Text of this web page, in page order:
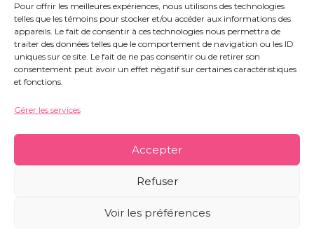
Pour offrir les meilleures expériences, nous utilisons des technologies
telles que les témoins pour stocker et/ou accéder aux informations des
appareils. Le fait de consentir à ces technologies nous permettra de
traiter des données telles que le comportement de navigation ou les ID
uniques sur ce site. Le fait de ne pas consentir ou de retirer son
consentement peut avoir un effet négatif sur certaines caractéristiques
et fonctions.
Gérer les services
Accepter
Refuser
Voir les préférences
rue Nestor Bouliez - 59690 Vieux-Condé -
orchidees59@orange.fr-Mentions légales-
Politique de témoins-Conditions générales